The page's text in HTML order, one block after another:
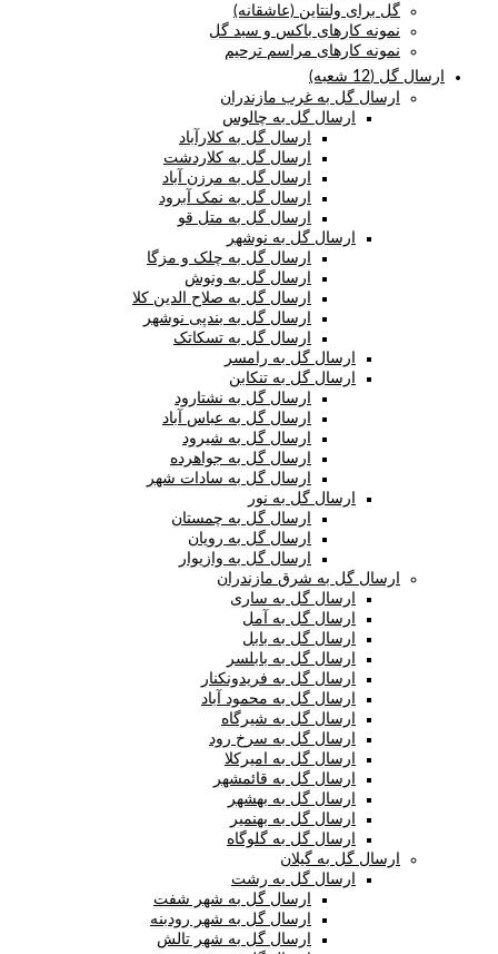
گل برای ولنتاین (عاشقانه)
نمونه کارهای باکس و سبد گل
نمونه کارهای مراسم ترحیم
ارسال گل (12 شعبه)
ارسال گل به غرب مازندران
ارسال گل به چالوس
ارسال گل به کلارآباد
ارسال گل به کلاردشت
ارسال گل به مرزن آباد
ارسال گل به نمک آبرود
ارسال گل به متل قو
ارسال گل به نوشهر
ارسال گل به چلک و مزگا
ارسال گل به ونوش
ارسال گل به صلاح الدین کلا
ارسال گل به بندپی نوشهر
ارسال گل به تسکاتک
ارسال گل به رامسر
ارسال گل به تنکابن
ارسال گل به نشتارود
ارسال گل به عباس آباد
ارسال گل به شیرود
ارسال گل به جواهرده
ارسال گل به سادات شهر
ارسال گل به نور
ارسال گل به چمستان
ارسال گل به رویان
ارسال گل به وازیوار
ارسال گل به شرق مازندران
ارسال گل به ساری
ارسال گل به آمل
ارسال گل به بابل
ارسال گل به بابلسر
ارسال گل به فریدونکنار
ارسال گل به محمود آباد
ارسال گل به شیرگاه
ارسال گل به سرخ رود
ارسال گل به امیرکلا
ارسال گل به قائمشهر
ارسال گل به بهشهر
ارسال گل به بهنمیر
ارسال گل به گلوگاه
ارسال گل به گیلان
ارسال گل به رشت
ارسال گل به شهر شفت
ارسال گل به شهر رودبنه
ارسال گل به شهر تالش